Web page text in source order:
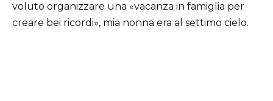
voluto organizzare una «vacanza in famiglia per
creare bei ricordi», mia nonna era al settimo cielo.